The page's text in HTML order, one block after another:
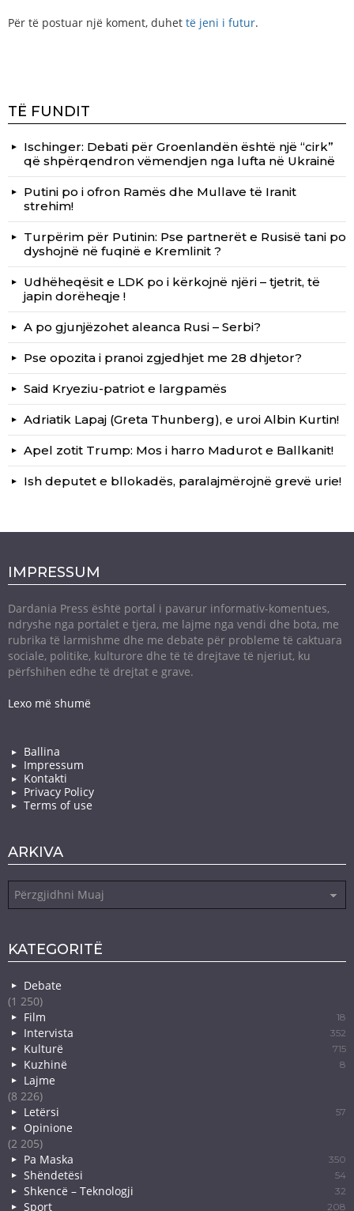
Për të postuar një koment, duhet të jeni i futur.
TË FUNDIT
Ischinger: Debati për Groenlandën është një “cirk”
që shpërqendron vëmendjen nga lufta në Ukrainë
Putini po i ofron Ramës dhe Mullave të Iranit
strehim!
Turpërim për Putinin: Pse partnerët e Rusisë tani po
dyshojnë në fuqinë e Kremlinit ?
Udhëheqësit e LDK po i kërkojnë njëri – tjetrit, të
japin dorëheqje !
A po gjunjëzohet aleanca Rusi – Serbi?
Pse opozita i pranoi zgjedhjet me 28 dhjetor?
Said Kryeziu-patriot e largpamës
Adriatik Lapaj (Greta Thunberg), e uroi Albin Kurtin!
Apel zotit Trump: Mos i harro Madurot e Ballkanit!
Ish deputet e bllokadës, paralajmërojnë grevë urie!
IMPRESSUM
Dardania Press është portal i pavarur informativ-komentues,
ndryshe nga portalet e tjera, me lajme nga vendi dhe bota, me
rubrika të larmishme dhe me debate për probleme të caktuara
sociale, politike, kulturore dhe të të drejtave të njeriut, ku
përfshihen edhe të drejtat e grave.
Lexo më shumë
Ballina
Impressum
Kontakti
Privacy Policy
Terms of use
ARKIVA
KATEGORITË
Debate
(1 250)
Film
18
Intervista 352
Kulturë 715
Kuzhinë 8
Lajme
(8 226)
Letërsi
57
Opinione
(2 205)
Pa Maska
350
Shëndetësi 54
Shkencë – Teknologji 32
Sport 208